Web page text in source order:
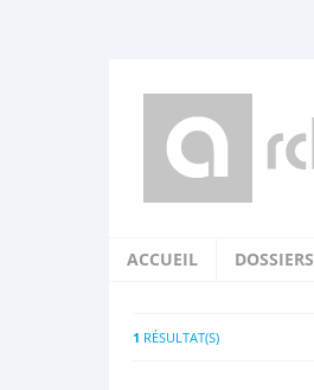
ACCUEIL DOSSIERS
1 RÉSULTAT(S)